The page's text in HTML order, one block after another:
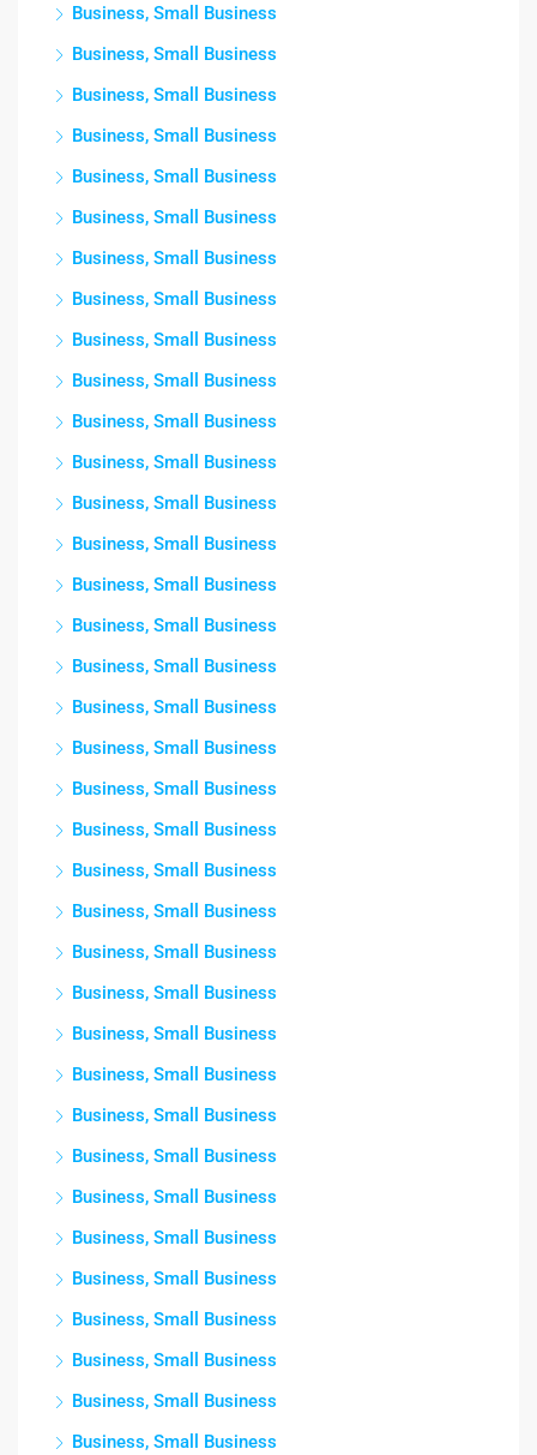
Business, Small Business
Business, Small Business
Business, Small Business
Business, Small Business
Business, Small Business
Business, Small Business
Business, Small Business
Business, Small Business
Business, Small Business
Business, Small Business
Business, Small Business
Business, Small Business
Business, Small Business
Business, Small Business
Business, Small Business
Business, Small Business
Business, Small Business
Business, Small Business
Business, Small Business
Business, Small Business
Business, Small Business
Business, Small Business
Business, Small Business
Business, Small Business
Business, Small Business
Business, Small Business
Business, Small Business
Business, Small Business
Business, Small Business
Business, Small Business
Business, Small Business
Business, Small Business
Business, Small Business
Business, Small Business
Business, Small Business
Business, Small Business